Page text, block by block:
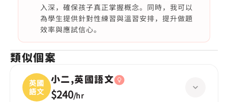
入深，確保孩子真正掌握概念。同時，我可以
為學生提供針對性練習與溫習安排，提升做題
效率與應試信心。
類似個案
英國
語文
小二,英國語文
$240/hr